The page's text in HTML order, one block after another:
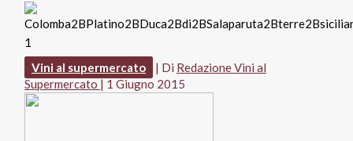
Vini al supermercato | Di Redazione Vini al
Supermercato | 1 Giugno 2015